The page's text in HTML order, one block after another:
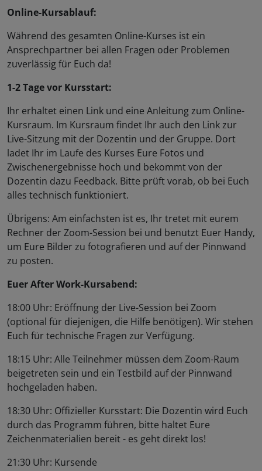
Online-Kursablauf:
Während des gesamten Online-Kurses ist ein
Ansprechpartner bei allen Fragen oder Problemen
zuverlässig für Euch da!
1-2 Tage vor Kursstart:
Ihr erhaltet einen Link und eine Anleitung zum Online-
Kursraum. Im Kursraum findet Ihr auch den Link zur
Live-Sitzung mit der Dozentin und der Gruppe. Dort
ladet Ihr im Laufe des Kurses Eure Fotos und
Zwischenergebnisse hoch und bekommt von der
Dozentin dazu Feedback. Bitte prüft vorab, ob bei Euch
alles technisch funktioniert.
Übrigens: Am einfachsten ist es, Ihr tretet mit eurem
Rechner der Zoom-Session bei und benutzt Euer Handy,
um Eure Bilder zu fotografieren und auf der Pinnwand
zu posten.
Euer After Work-Kursabend:
18:00 Uhr: Eröffnung der Live-Session bei Zoom
(optional für diejenigen, die Hilfe benötigen). Wir stehen
Euch für technische Fragen zur Verfügung.
18:15 Uhr: Alle Teilnehmer müssen dem Zoom-Raum
beigetreten sein und ein Testbild auf der Pinnwand
hochgeladen haben.
18:30 Uhr: Offizieller Kursstart: Die Dozentin wird Euch
durch das Programm führen, bitte haltet Eure
Zeichenmaterialien bereit - es geht direkt los!
21:30 Uhr: Kursende